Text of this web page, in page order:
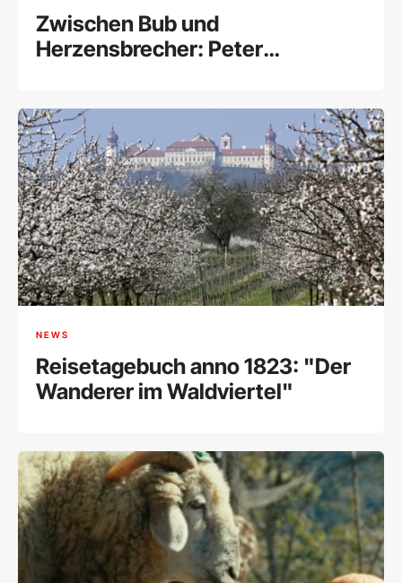
Zwischen Bub und
Herzensbrecher: Peter
NEWS
Reisetagebuch anno 1823: "Der
Wanderer im Waldviertel"